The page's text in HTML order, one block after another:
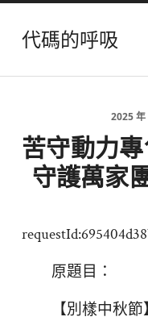
代碼的呼吸
2025 年
苦守動力
守護萬家
原題目：
【別樣中秋